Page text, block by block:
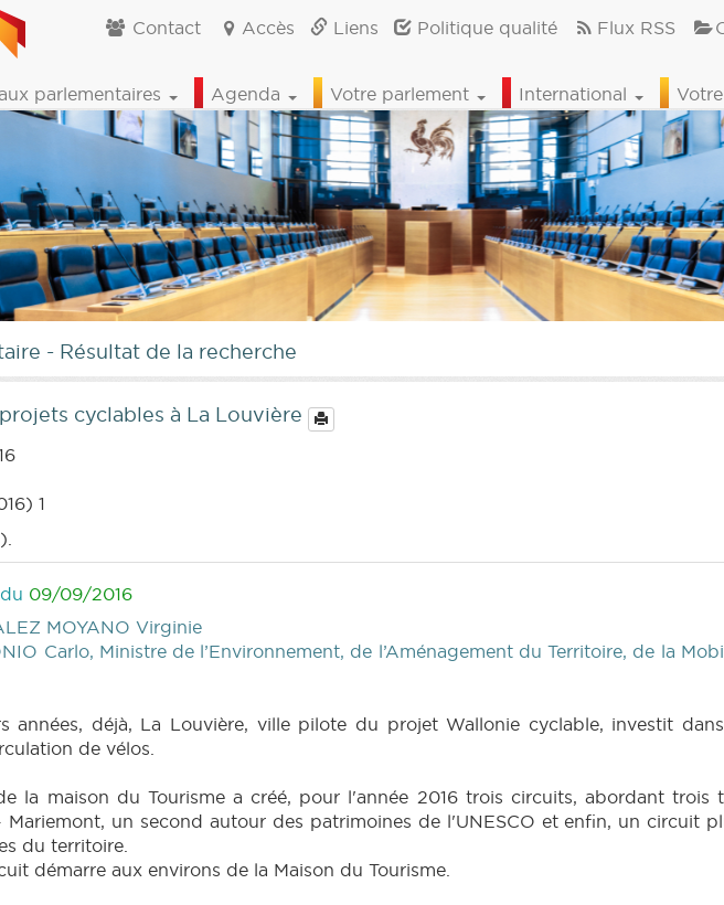
Contact Accès Liens Politique qualité Flux RSS
parlementaires Agenda Votre parlement International
- Résultat de la recherche
cyclables à La Louvière
1
09/09/2016
MOYANO Virginie
Carlo, Ministre de l’Environnement, de l’Aménagement du Territoire, de la
années, déjà, La Louvière, ville pilote du projet Wallonie cyclable, investit
de vélos.
la maison du Tourisme a créé, pour l'année 2016 trois circuits, abordant trois
Mariemont, un second autour des patrimoines de l'UNESCO et enfin, un circuit
du territoire.
démarre aux environs de la Maison du Tourisme.